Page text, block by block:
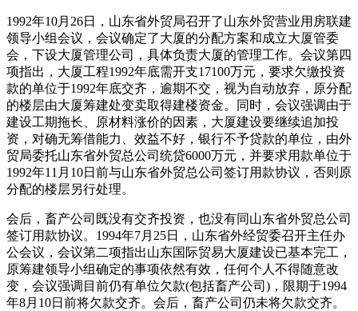
1992年10月26日，山东省外贸局召开了山东外贸营业用房联建
领导小组会议，会议确定了大厦的分配方案和成立大厦管委
会，下设大厦管理公司，具体负责大厦的管理工作。会议第四
项指出，大厦工程1992年底需开支17100万元，要求欠缴投资
款的单位于1992年底交齐，逾期不交，视为自动放弃，原分配
的楼层由大厦筹建处变卖取得建楼资金。同时，会议强调由于
建设工期拖长、原材料涨价的因素，大厦建设要继续追加投
资，对确无筹借能力、效益不好，银行不予贷款的单位，由外
贸局委托山东省外贸总公司统贷6000万元，并要求用款单位于
1992年11月10日前与山东省外贸总公司签订用款协议，否则原
分配的楼层另行处理。
会后，畜产公司既没有交齐投资，也没有同山东省外贸总公司
签订用款协议。1994年7月25日，山东省外经贸委召开主任办
公会议，会议第二项指出山东国际贸易大厦建设已基本完工，
原筹建领导小组确定的事项依然有效，任何个人不得随意改
变，会议强调目前仍有单位欠款(包括畜产公司)，限期于1994
年8月10日前将欠款交齐。会后，畜产公司仍未将欠款交齐。